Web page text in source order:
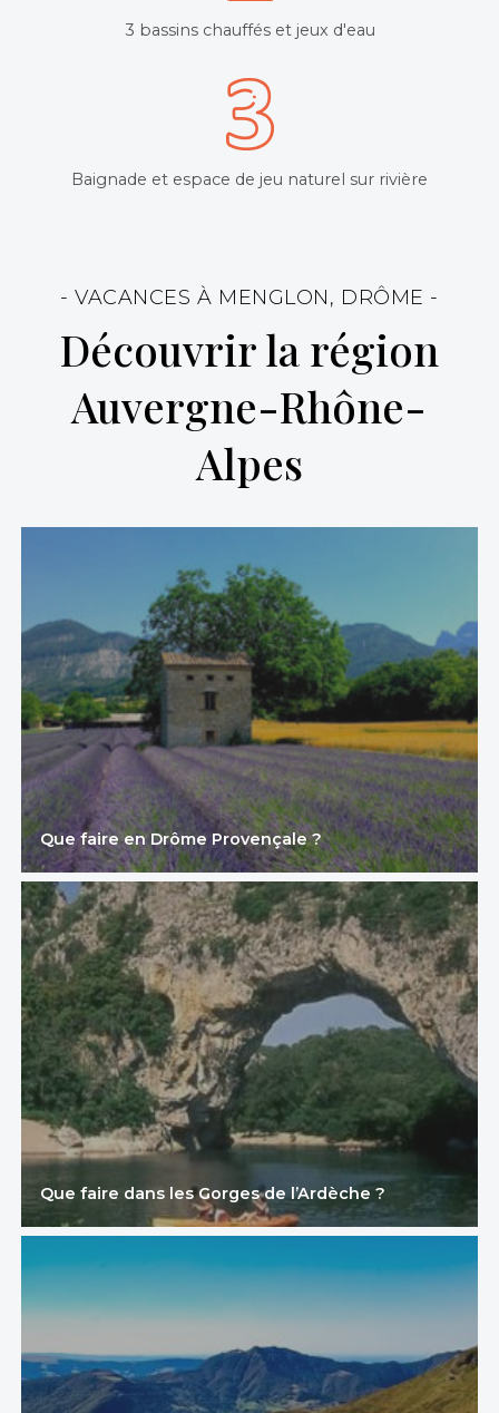
3 bassins chauffés et jeux d'eau
Baignade et espace de jeu naturel sur rivière
- VACANCES À MENGLON, DRÔME -
Découvrir la région
Auvergne-Rhône-
Alpes
Que faire en Drôme Provençale ?
Que faire dans les Gorges de l’Ardèche ?